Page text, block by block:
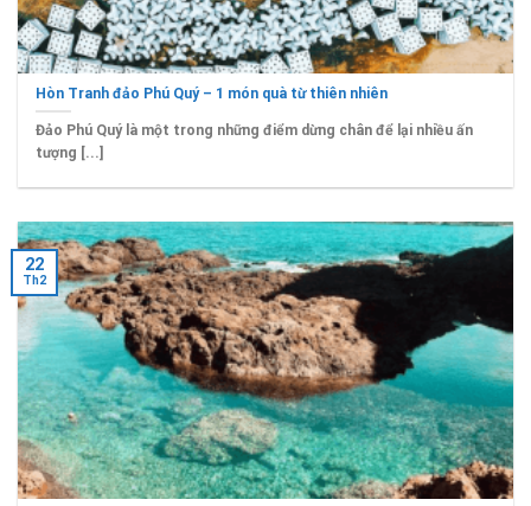
Hòn Tranh đảo Phú Quý – 1 món quà từ thiên nhiên
Đảo Phú Quý là một trong những điểm dừng chân để lại nhiều ấn
tượng [...]
22
Th2